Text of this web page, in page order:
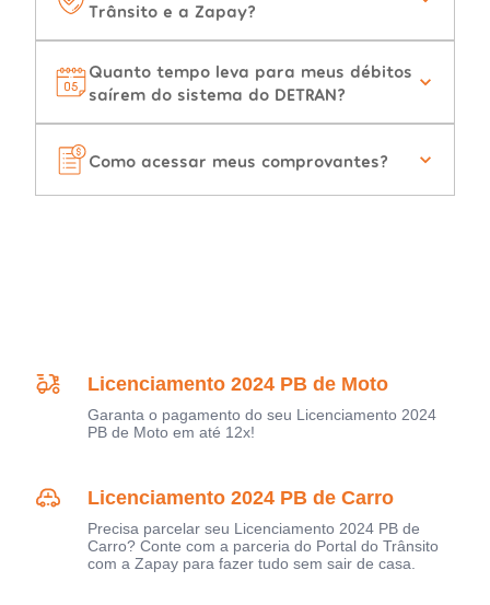
Trânsito e a Zapay?
Quanto tempo leva para meus débitos
saírem do sistema do DETRAN?
Como acessar meus comprovantes?
Licenciamento 2024 PB de Moto
Garanta o pagamento do seu Licenciamento 2024
PB de Moto em até 12x!
Licenciamento 2024 PB de Carro
Precisa parcelar seu Licenciamento 2024 PB de
Carro? Conte com a parceria do Portal do Trânsito
com a Zapay para fazer tudo sem sair de casa.